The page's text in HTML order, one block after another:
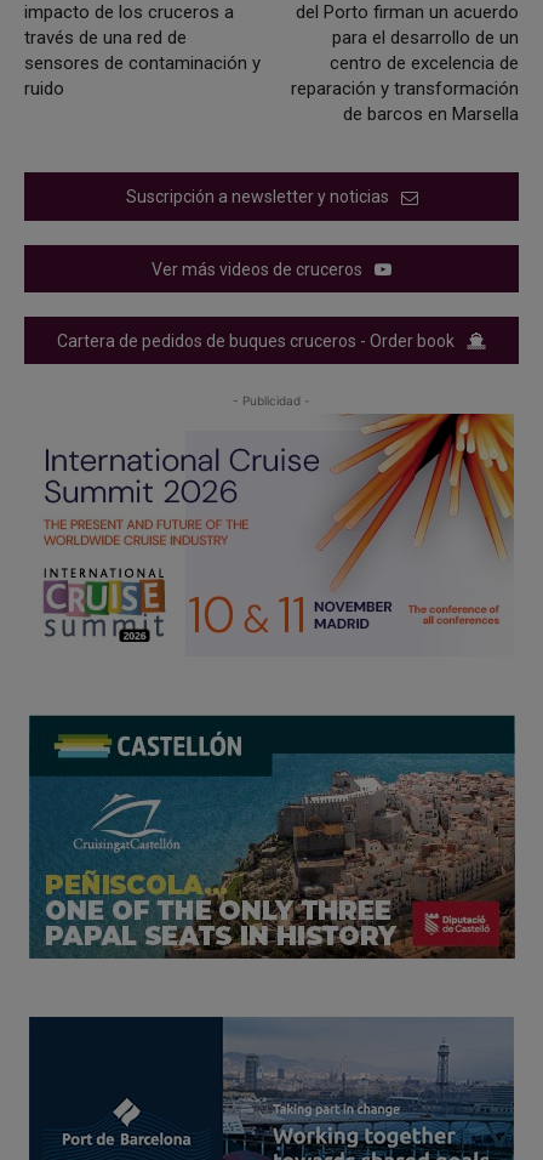
impacto de los cruceros a
través de una red de
sensores de contaminación y
ruido
del Porto firman un acuerdo
para el desarrollo de un
centro de excelencia de
reparación y transformación
de barcos en Marsella
Suscripción a newsletter y noticias
Ver más videos de cruceros
Cartera de pedidos de buques cruceros - Order book
- Publicidad -